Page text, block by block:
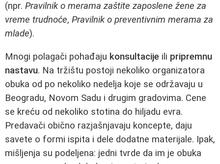
(npr. Pravilnik o merama zaštite zaposlene žene za
vreme trudnoće, Pravilnik o preventivnim merama za
mlade).
Mnogi polagači pohađaju konsultacije ili pripremnu
nastavu. Na tržištu postoji nekoliko organizatora
obuka od po nekoliko nedelja koje se održavaju u
Beogradu, Novom Sadu i drugim gradovima. Cene
se kreću od nekoliko stotina do hiljadu evra.
Predavači obično razjašnjavaju koncepte, daju
savete o formi ispita i dele dodatne materijale. Ipak,
mišljenja su podeljena: jedni tvrde da im je obuka